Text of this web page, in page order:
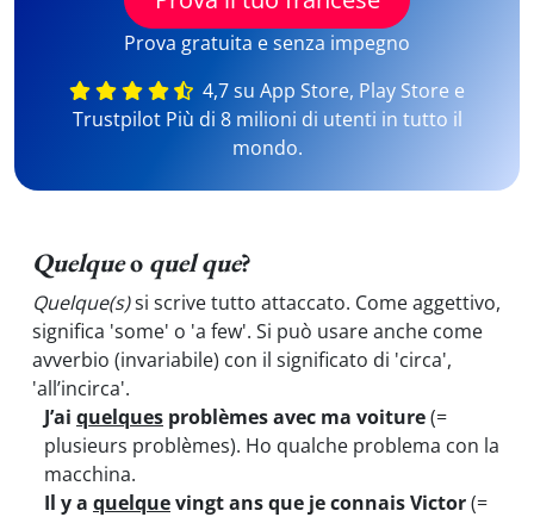
Prova gratuita e senza impegno
4,7 su App Store, Play Store e
Trustpilot Più di 8 milioni di utenti in tutto il
mondo.
Quelqueo quel que?
Quelque(s)si scrive tutto attaccato. Come aggettivo,
significa 'some' o 'a few'. Si può usare anche come
avverbio (invariabile) con il significato di 'circa',
'all’incirca'.
J’ai quelques problèmes avec ma voiture(=
plusieurs problèmes). Ho qualche problema con la
macchina.
Il y a quelquevingt ans que je connais Victor(=